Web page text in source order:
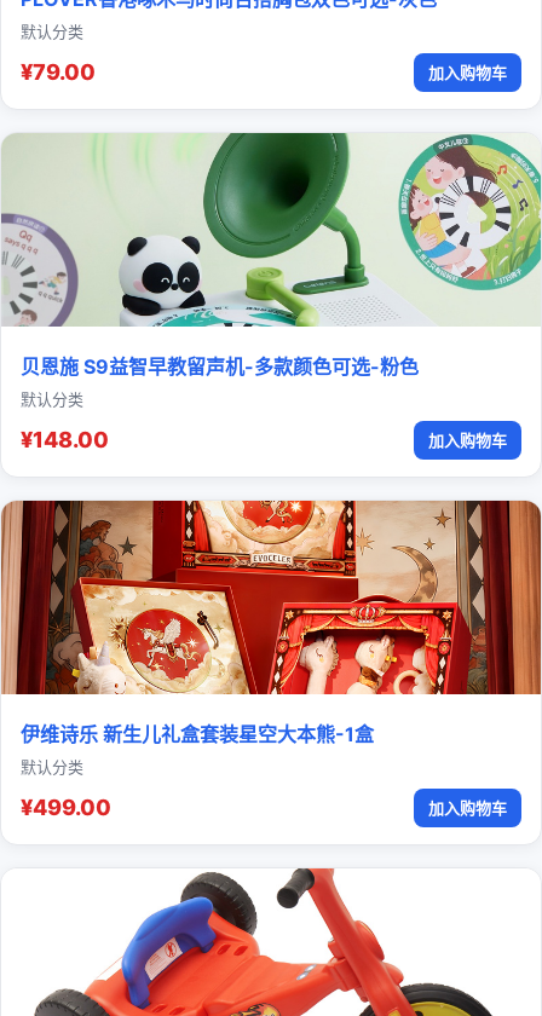
默认分类
¥79.00 加入购物车
贝恩施 S9益智早教留声机-多款颜色可选-粉色
默认分类
¥148.00 加入购物车
伊维诗乐 新生儿礼盒套装星空大本熊-1盒
默认分类
¥499.00 加入购物车